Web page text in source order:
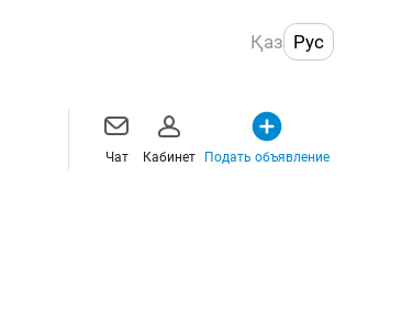
Қаз Рус
Чат Кабинет Подать объявление